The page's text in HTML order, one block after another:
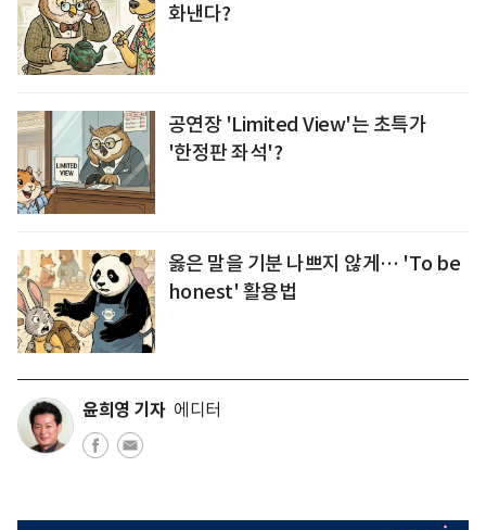
화낸다?
공연장 'Limited View'는 초특가
'한정판 좌석'?
옳은 말을 기분 나쁘지 않게… 'To be
honest' 활용법
윤희영 기자 에디터